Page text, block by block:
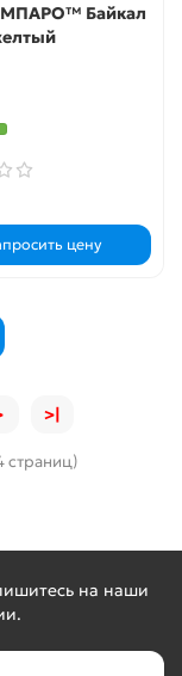
Байкал
цену
>|
страниц)
на наши